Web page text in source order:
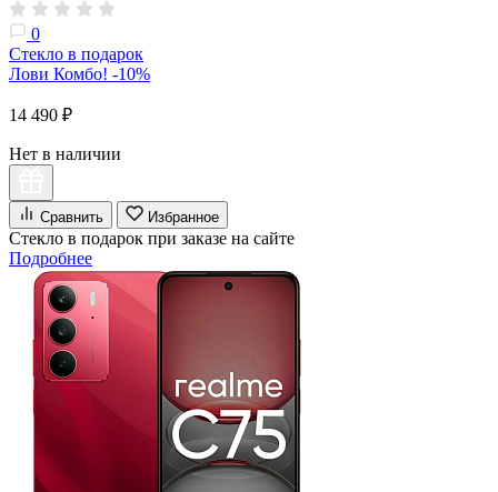
0
Стекло в подарок
Лови Комбо! -10%
14 490 ₽
Нет в наличии
Сравнить Избранное
Стекло в подарок при заказе на сайте
Подробнее